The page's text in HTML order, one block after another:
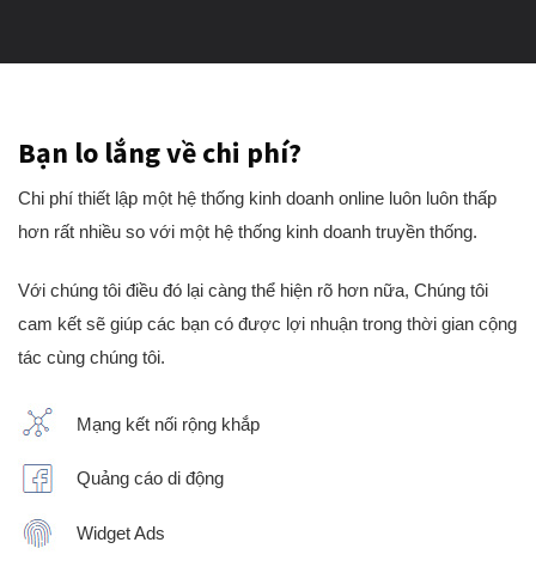
Bạn lo lắng về chi phí?
Chi phí thiết lập một hệ thống kinh doanh online luôn luôn thấp
hơn rất nhiều so với một hệ thống kinh doanh truyền thống.
Với chúng tôi điều đó lại càng thể hiện rõ hơn nữa, Chúng tôi
cam kết sẽ giúp các bạn có được lợi nhuận trong thời gian cộng
tác cùng chúng tôi.
Mạng kết nối rộng khắp
Quảng cáo di động
Widget Ads